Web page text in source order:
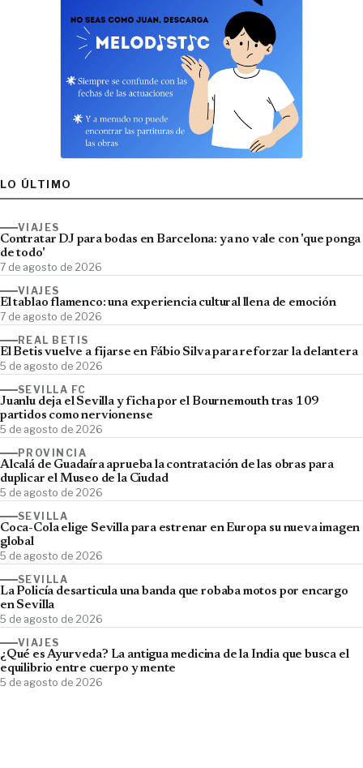
LO ÚLTIMO
VIAJES
Contratar DJ para bodas en Barcelona: ya no vale con 'que ponga
de todo'
7 de agosto de 2026
VIAJES
El tablao flamenco: una experiencia cultural llena de emoción
7 de agosto de 2026
REAL BETIS
El Betis vuelve a fijarse en Fábio Silva para reforzar la delantera
5 de agosto de 2026
SEVILLA FC
Juanlu deja el Sevilla y ficha por el Bournemouth tras 109
partidos como nervionense
5 de agosto de 2026
PROVINCIA
Alcalá de Guadaíra aprueba la contratación de las obras para
duplicar el Museo de la Ciudad
5 de agosto de 2026
SEVILLA
Coca-Cola elige Sevilla para estrenar en Europa su nueva imagen
global
5 de agosto de 2026
SEVILLA
La Policía desarticula una banda que robaba motos por encargo
en Sevilla
5 de agosto de 2026
VIAJES
¿Qué es Ayurveda? La antigua medicina de la India que busca el
equilibrio entre cuerpo y mente
5 de agosto de 2026